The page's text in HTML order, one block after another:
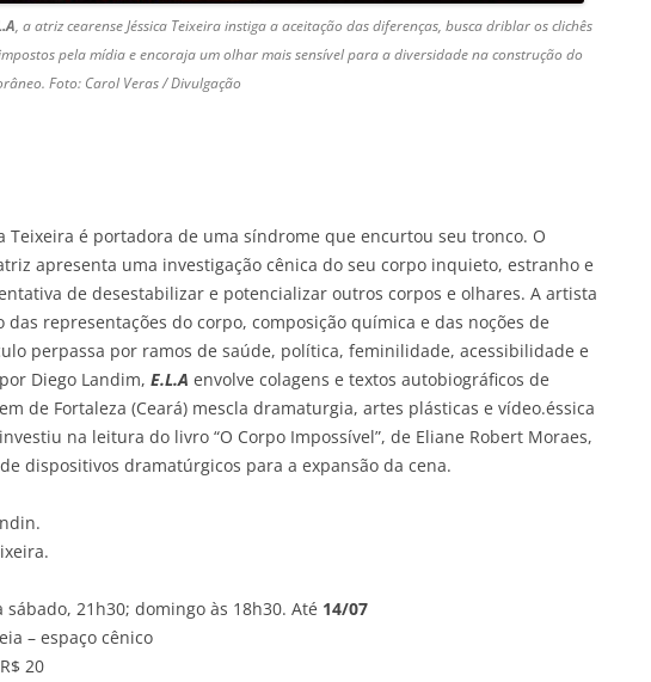
, a atriz cearense Jéssica Teixeira instiga a aceitação das diferenças, busca driblar os clichês
pela mídia e encoraja um olhar mais sensível para a diversidade na construção do
Foto: Carol Veras / Divulgação
Teixeira é portadora de uma síndrome que encurtou seu tronco. O
apresenta uma investigação cênica do seu corpo inquieto, estranho e
de desestabilizar e potencializar outros corpos e olhares. A artista
representações do corpo, composição química e das noções de
perpassa por ramos de saúde, política, feminilidade, acessibilidade e
Diego Landim, E.L.A envolve colagens e textos autobiográficos de
de Fortaleza (Ceará) mescla dramaturgia, artes plásticas e vídeo.éssica
na leitura do livro “O Corpo Impossível”, de Eliane Robert Moraes,
dispositivos dramatúrgicos para a expansão da cena.
sábado, 21h30; domingo às 18h30. Até 14/07
– espaço cênico
20